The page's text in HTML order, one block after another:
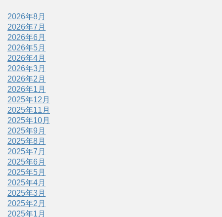
2026年8月
2026年7月
2026年6月
2026年5月
2026年4月
2026年3月
2026年2月
2026年1月
2025年12月
2025年11月
2025年10月
2025年9月
2025年8月
2025年7月
2025年6月
2025年5月
2025年4月
2025年3月
2025年2月
2025年1月